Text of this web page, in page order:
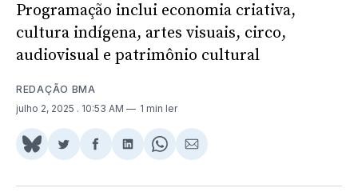
Programação inclui economia criativa,
cultura indígena, artes visuais, circo,
audiovisual e patrimônio cultural
REDAÇÃO BMA
julho 2, 2025 . 10:53 AM 1 min ler
Share
BlueSky
Compartilhar
Twitter
Compartilhar
Facebook
Compartilhar
LinkedIn
Share
WhatsApp
Compartilhar
Email